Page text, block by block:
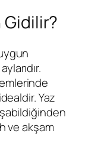
Gidilir?
Yaz
ve akşam